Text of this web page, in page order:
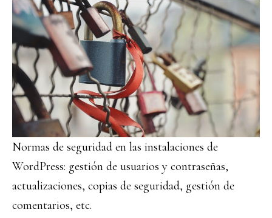
Normas de seguridad en las instalaciones de
WordPress: gestión de usuarios y contraseñas,
actualizaciones, copias de seguridad, gestión de
comentarios, etc.